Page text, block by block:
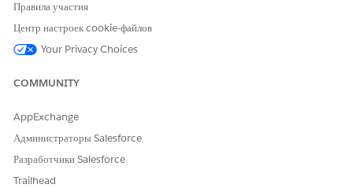
SEE ALSO
Create Record Types
Оставьте свой отзыв, чтобы мы могли стать лучше!
Правила участия
Центр настроек cookie-файлов
Your Privacy Choices
COMMUNITY
AppExchange
Администраторы Salesforce
Разработчики Salesforce
Trailhead